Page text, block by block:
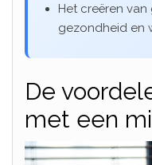
Het creëren
gezondheid en
De
met een